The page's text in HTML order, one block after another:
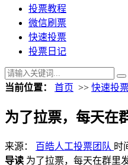
投票教程
微信刷票
快速投票
投票日记
当前位置： 首页 >> 快速投
为了拉票，每天在
来源： 百皓人工投票团队 时
导读 为了拉票，每天在群里